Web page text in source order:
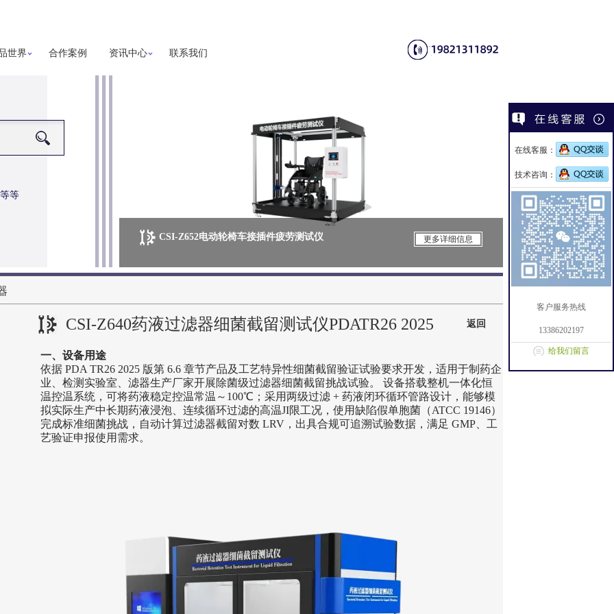
世界 合作案例 资讯中心 联系我们
等
CSI-Z652电动轮椅车接插件疲劳测试仪 更多详细信息 CSI-Z650电动
CSI-Z640药液过滤器细菌截留测试仪PDATR26 2025 返回
一、设备用途
依据 PDA TR26 2025 版第 6.6 章节产品及工艺特异性细菌截留验证试验要求开发，适用于制药企
业、检测实验室、滤器生产厂家开展除菌级过滤器细菌截留挑战试验。 设备搭载整机一体化恒
温控温系统，可将药液稳定控温常温～100℃；采用两级过滤 + 药液闭环循环管路设计，能够模
拟实际生产中长期药液浸泡、连续循环过滤的高温JI限工况，使用缺陷假单胞菌（ATCC 19146）
完成标准细菌挑战，自动计算过滤器截留对数 LRV，出具合规可追溯试验数据，满足 GMP、工
艺验证申报使用需求。
在线客服：
技术咨询：
客户服务热线
13386202197
给我们留言